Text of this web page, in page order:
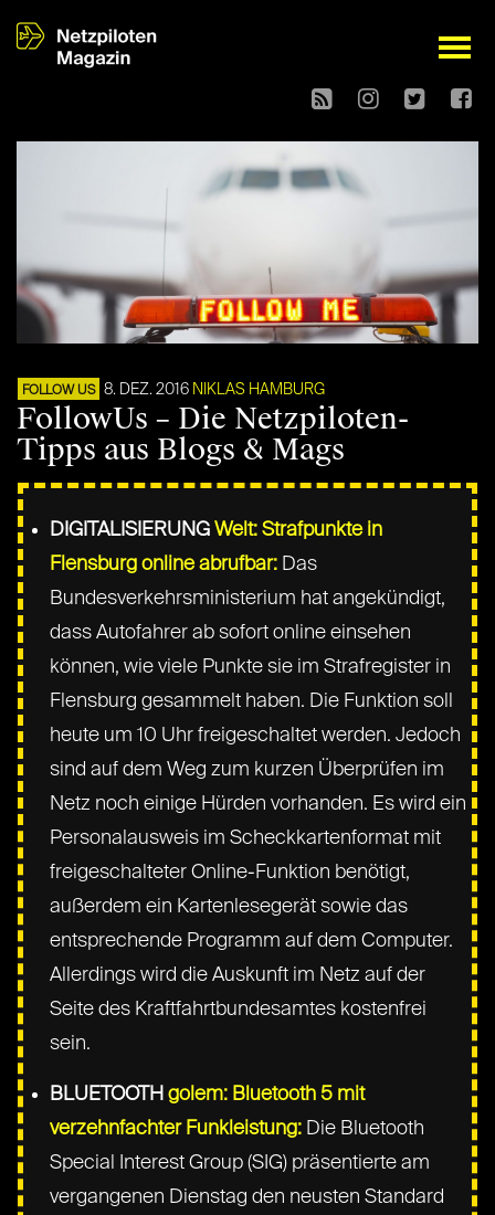
open
FOLLOW US 8. DEZ. 2016 NIKLAS HAMBURG
FollowUs – Die Netzpiloten-
Tipps aus Blogs & Mags
DIGITALISIERUNGWelt: Strafpunkte in
Flensburg online abrufbar: Das
Bundesverkehrsministerium hat angekündigt,
dass Autofahrer ab sofort online einsehen
können, wie viele Punkte sie im Strafregister in
Flensburg gesammelt haben. Die Funktion soll
heute um 10 Uhr freigeschaltet werden. Jedoch
sind auf dem Weg zum kurzen Überprüfen im
Netz noch einige Hürden vorhanden. Es wird ein
Personalausweis im Scheckkartenformat mit
freigeschalteter Online-Funktion benötigt,
außerdem ein Kartenlesegerät sowie das
entsprechende Programm auf dem Computer.
Allerdings wird die Auskunft im Netz auf der
Seite des Kraftfahrtbundesamtes kostenfrei
sein.
BLUETOOTHgolem: Bluetooth 5 mit
verzehnfachter Funkleistung: Die Bluetooth
Special Interest Group (SIG) präsentierte am
vergangenen Dienstag den neusten Standard